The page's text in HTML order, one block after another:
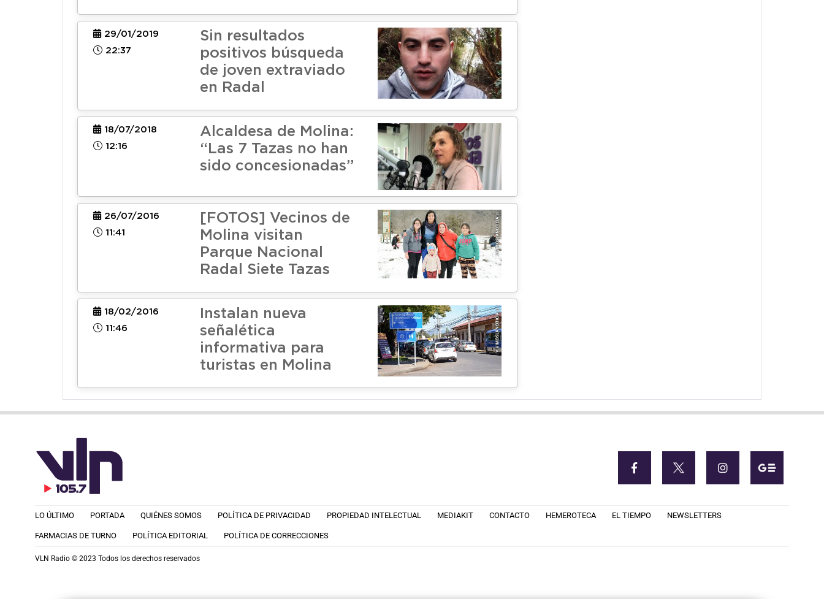
29/01/2019
22:37
Sin resultados
positivos búsqueda
de joven extraviado
en Radal
18/07/2018
12:16
Alcaldesa de Molina:
“Las 7 Tazas no han
sido concesionadas”
26/07/2016
11:41
[FOTOS] Vecinos de
Molina visitan
Parque Nacional
Radal Siete Tazas
18/02/2016
11:46
Instalan nueva
señalética
informativa para
turistas en Molina
LO ÚLTIMO PORTADA QUIÉNES SOMOS POLÍTICA DE PRIVACIDAD PROPIEDAD INTELECTUAL MEDIAKIT CONTACTO HEMEROTECA EL TIEMPO NEWSLETTERS
FARMACIAS DE TURNO POLÍTICA EDITORIAL POLÍTICA DE CORRECCIONES
VLN Radio © 2023 Todos los derechos reservados